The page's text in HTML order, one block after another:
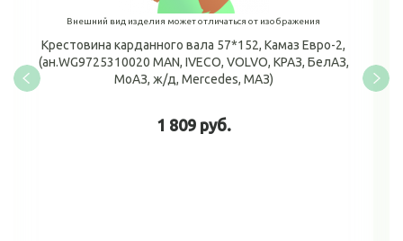
Внешний вид изделия может отличаться от изображения
Крестовина карданного вала 57*152, Камаз Евро-2,
(ан.WG9725310020 MAN, IVECO, VOLVO, КРАЗ, БелАЗ,
МоАЗ, ж/д, Mercedes, МАЗ)
1 809 руб.